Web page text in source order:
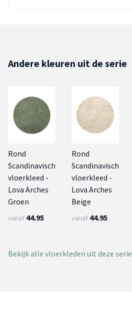
Andere kleuren uit de serie
Rond
Scandinavisch
vloerkleed -
Lova Arches
Groen
vanaf 44.95
Rond
Scandinavisch
vloerkleed -
Lova Arches
Beige
vanaf 44.95
Bekijk alle vloerkleden uit deze serie